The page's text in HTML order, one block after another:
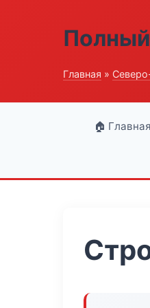
Полный
Главная »
🏠 Главная